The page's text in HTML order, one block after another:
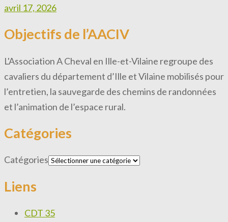
avril 17, 2026
Objectifs de l’AACIV
L'Association A Cheval en Ille-et-Vilaine regroupe des
cavaliers du département d’Ille et Vilaine mobilisés pour
l’entretien, la sauvegarde des chemins de randonnées
et l’animation de l’espace rural.
Catégories
Catégories
Liens
CDT 35